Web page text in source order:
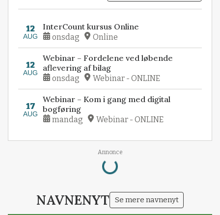
12
AUG
InterCount kursus Online
onsdag Online
12
AUG
Webinar – Fordelene ved løbende
aflevering af bilag
onsdag Webinar - ONLINE
17
AUG
Webinar – Kom i gang med digital
bogføring
mandag Webinar - ONLINE
Annonce
Loading...
NAVNENYT Se mere navnenyt